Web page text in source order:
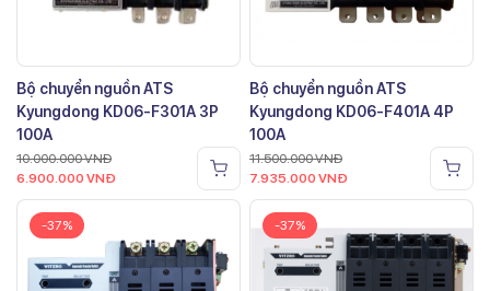
Bộ chuyển nguồn ATS
Kyungdong KD06-F301A 3P
100A
10.000.000VNĐ
6.900.000 VNĐ
Bộ chuyển nguồn ATS
Kyungdong KD06-F401A 4P
100A
11.500.000VNĐ
7.935.000 VNĐ
-37% -37%